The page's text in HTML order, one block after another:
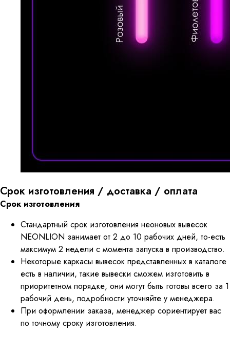
Срок изготовления / доставка / оплата
Срок изготовления
Стандартный срок изготовления неоновых вывесок
NEONLION занимает от 2 до 10 рабочих дней, то-есть
максимум 2 недели с момента запуска в производство.
Некоторые каркасы вывесок представленных в каталоге
есть в наличии, такие вывески сможем изготовить в
приоритетном порядке, они могут быть готовы всего за 1
рабочий день, подробности уточняйте у менеджера.
При оформлении заказа, менеджер сориентирует вас
по точному сроку изготовления.